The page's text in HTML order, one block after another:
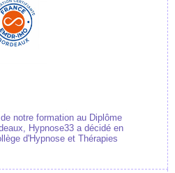
notre formation au Diplôme
Hypnose33 a décidé en
d'Hypnose et Thérapies